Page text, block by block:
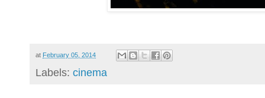
at February 05, 2014
Labels: cinema